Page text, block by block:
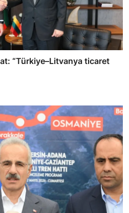
“Türkiye–Litvanya ticaret